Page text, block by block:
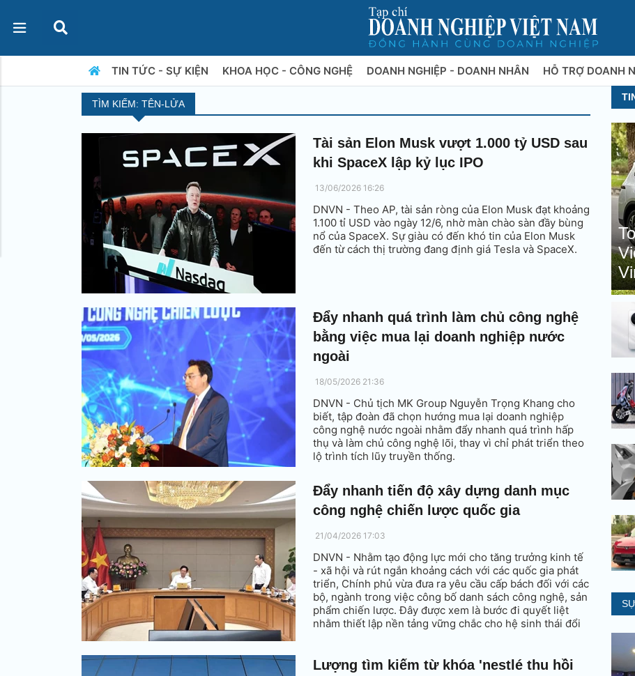
TIN TỨC - SỰ KIỆN KHOA HỌC - CÔNG NGHỆ DOANH NGHIỆP - DOANH NHÂN HỖ TRỢ DOANH
TÌM KIẾM: TÊN-LỬA
Tài sản Elon Musk vượt 1.000 tỷ USD sau
khi SpaceX lập kỷ lục IPO
13/06/2026 16:26
DNVN - Theo AP, tài sản ròng của Elon Musk đạt khoảng
1.100 tỉ USD vào ngày 12/6, nhờ màn chào sàn đầy bùng
nổ của SpaceX. Sự giàu có đến khó tin của Elon Musk
đến từ cách thị trường đang định giá Tesla và SpaceX.
Đẩy nhanh quá trình làm chủ công nghệ
bằng việc mua lại doanh nghiệp nước
ngoài
18/05/2026 21:36
DNVN - Chủ tịch MK Group Nguyễn Trọng Khang cho
biết, tập đoàn đã chọn hướng mua lại doanh nghiệp
công nghệ nước ngoài nhằm đẩy nhanh quá trình hấp
thụ và làm chủ công nghệ lõi, thay vì chỉ phát triển theo
lộ trình tích lũy truyền thống.
Đẩy nhanh tiến độ xây dựng danh mục
công nghệ chiến lược quốc gia
21/04/2026 17:03
DNVN - Nhằm tạo động lực mới cho tăng trưởng kinh tế
- xã hội và rút ngắn khoảng cách với các quốc gia phát
triển, Chính phủ vừa đưa ra yêu cầu cấp bách đối với các
bộ, ngành trong việc công bố danh sách công nghệ, sản
phẩm chiến lược. Đây được xem là bước đi quyết liệt
nhằm thiết lập nền tảng vững chắc cho hệ sinh thái đổi
Lượng tìm kiếm từ khóa 'nestlé thu hồi